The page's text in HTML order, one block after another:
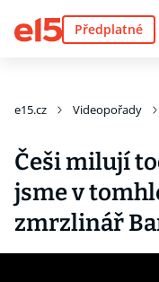
Předplatné
e15.cz Videopořady
Češi milují
jsme v
zmrzlinář